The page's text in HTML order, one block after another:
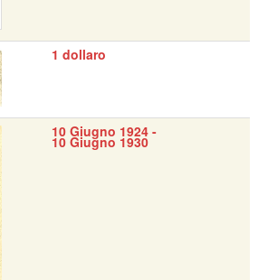
1 dollaro
10 Giugno 1924 -
10 Giugno 1930